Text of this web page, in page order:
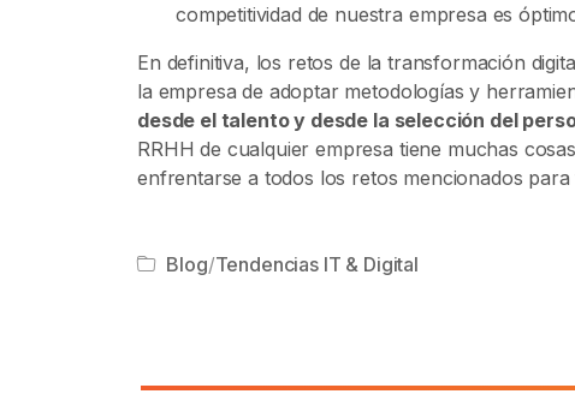
competitividad de nuestra empresa es
En definitiva, los retos de la transformación
la empresa de adoptar metodologías y
desde el talento y desde la selección del
RRHH de cualquier empresa tiene muchas
enfrentarse a todos los retos mencionados
Blog/Tendencias IT & Digital